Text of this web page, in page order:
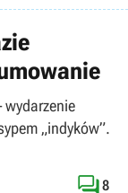
wydarzenie
„indyków”.
8